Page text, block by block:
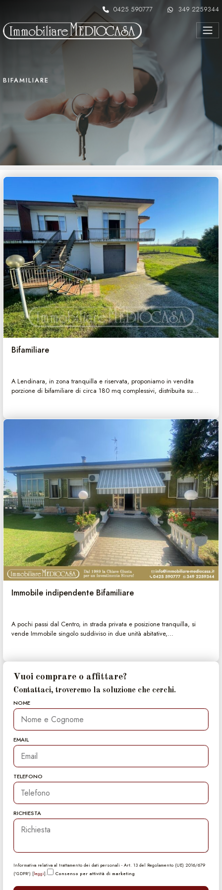
0425 590777 349 2259344
BIFAMILIARE
Bifamiliare
A Lendinara, in zona tranquilla e riservata, proponiamo in vendita
porzione di bifamiliare di circa 180 mq complessivi, distribuita su...
Immobile indipendente Bifamiliare
A pochi passi dal Centro, in strada privata e posizione tranquilla, si
vende Immobile singolo suddiviso in due unità abitative,...
Vuoi comprare o affittare?
Contattaci, troveremo la soluzione che cerchi.
NOME
EMAIL
TELEFONO
RICHIESTA
Informativa relativa al trattamento dei dati personali - Art. 13 del Regolamento (UE) 2016/679
('GDPR') [leggi]. Consenso per attività di marketing